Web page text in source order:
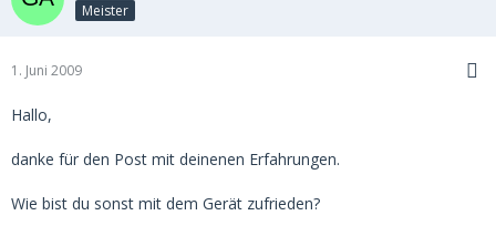
Meister
1. Juni 2009
Hallo,
danke für den Post mit deinenen Erfahrungen.
Wie bist du sonst mit dem Gerät zufrieden?